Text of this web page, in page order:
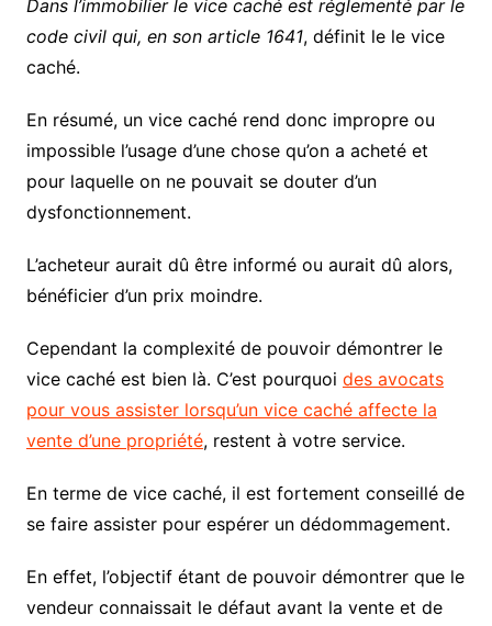
Dans l’immobilier le vice caché est réglementé par le
code civil qui, en son article 1641, définit le le vice
caché.
En résumé, un vice caché rend donc impropre ou
impossible l’usage d’une chose qu’on a acheté et
pour laquelle on ne pouvait se douter d’un
dysfonctionnement.
L’acheteur aurait dû être informé ou aurait dû alors,
bénéficier d’un prix moindre.
Cependant la complexité de pouvoir démontrer le
vice caché est bien là. C’est pourquoi des avocats
pour vous assister lorsqu’un vice caché affecte la
vente d’une propriété, restent à votre service.
En terme de vice caché, il est fortement conseillé de
se faire assister pour espérer un dédommagement.
En effet, l’objectif étant de pouvoir démontrer que le
vendeur connaissait le défaut avant la vente et de